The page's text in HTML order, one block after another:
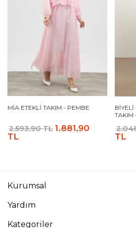
MIA ETEKLI TAKIM - PEMBE
2.593,90 TL 1.881,90
TL
BIYELI
TAKIM
TL
Kurumsal
Yardım
Kategoriler